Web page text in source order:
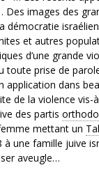
Des images des
démocratie
et autres
d’une grande
prise de
dans
de la violence vis-
des partis
mettant un
une famille juive
aveugle…